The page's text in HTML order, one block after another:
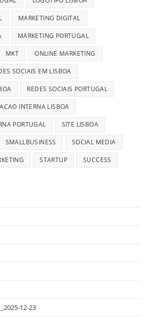
MARKETING DIGITAL
MARKETING PORTUGAL
MKT ONLINE MARKETING
SOCIAIS EM LISBOA
REDES SOCIAIS PORTUGAL
INTERNA LISBOA
PORTUGAL SITE LISBOA
SMALLBUSINESS SOCIAL MEDIA
STARTUP SUCCESS
12-23